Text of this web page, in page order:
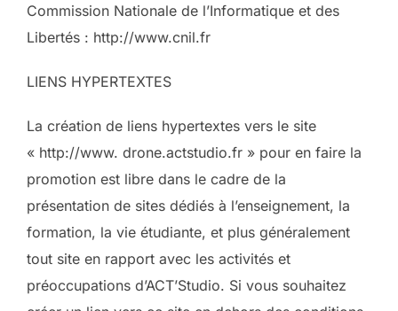
Commission Nationale de l’Informatique et des
Libertés : http://www.cnil.fr
LIENS HYPERTEXTES
La création de liens hypertextes vers le site
« http://www. drone.actstudio.fr » pour en faire la
promotion est libre dans le cadre de la
présentation de sites dédiés à l’enseignement, la
formation, la vie étudiante, et plus généralement
tout site en rapport avec les activités et
préoccupations d’ACT’Studio. Si vous souhaitez